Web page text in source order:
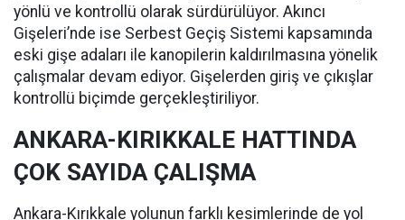
yönlü ve kontrollü olarak sürdürülüyor. Akıncı
Gişeleri’nde ise Serbest Geçiş Sistemi kapsamında
eski gişe adaları ile kanopilerin kaldırılmasına yönelik
çalışmalar devam ediyor. Gişelerden giriş ve çıkışlar
kontrollü biçimde gerçekleştiriliyor.
ANKARA-KIRIKKALE HATTINDA
ÇOK SAYIDA ÇALIŞMA
Ankara-Kırıkkale yolunun farklı kesimlerinde de yol